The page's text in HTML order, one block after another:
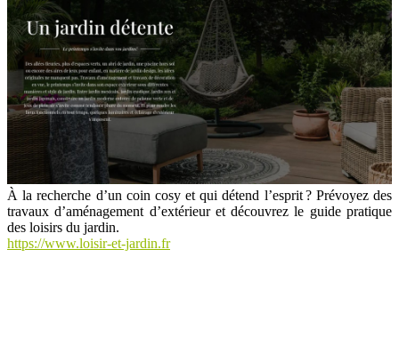
À la recherche d’un coin cosy et qui détend l’esprit ? Prévoyez des
travaux d’aménagement d’extérieur et découvrez le guide pratique
des loisirs du jardin.
https://www.loisir-et-jardin.fr